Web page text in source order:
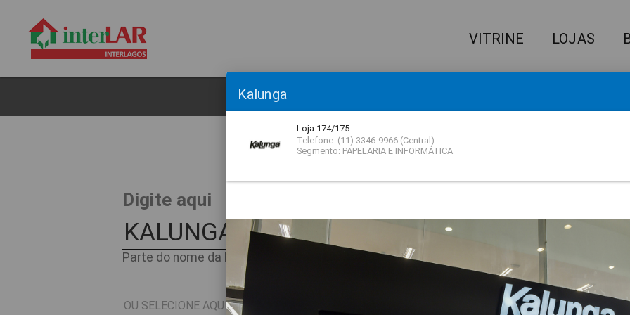
VITRINE LOJAS
Digite aqui
Parte do nome da loja ou nome do filme
OU SELECIONE AQUI O SEGMENTO DA LOJA
Kalunga
Loja 174/175
Telefone: (11) 3346-9966 (Central)
Segmento: PAPELARIA E INFORMÁTICA